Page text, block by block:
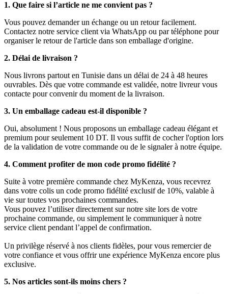
1. Que faire si l’article ne me convient pas ?
Vous pouvez demander un échange ou un retour facilement.
Contactez notre service client via WhatsApp ou par téléphone pour
organiser le retour de l'article dans son emballage d'origine.
2. Délai de livraison ?
Nous livrons partout en Tunisie dans un délai de 24 à 48 heures
ouvrables. Dès que votre commande est validée, notre livreur vous
contacte pour convenir du moment de la livraison.
3. Un emballage cadeau est-il disponible ?
Oui, absolument ! Nous proposons un emballage cadeau élégant et
premium pour seulement 10 DT. Il vous suffit de cocher l'option lors
de la validation de votre commande ou de le signaler à notre équipe.
4. Comment profiter de mon code promo fidélité ?
Suite à votre première commande chez MyKenza, vous recevrez
dans votre colis un code promo fidélité exclusif de 10%, valable à
vie sur toutes vos prochaines commandes.
Vous pouvez l’utiliser directement sur notre site lors de votre
prochaine commande, ou simplement le communiquer à notre
service client pendant l’appel de confirmation.
Un privilège réservé à nos clients fidèles, pour vous remercier de
votre confiance et vous offrir une expérience MyKenza encore plus
exclusive.
5. Nos articles sont-ils moins chers ?